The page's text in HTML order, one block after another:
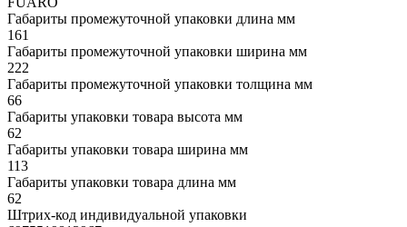
Габариты промежуточной упаковки длина мм
161
Габариты промежуточной упаковки ширина мм
222
Габариты промежуточной упаковки толщина мм
66
Габариты упаковки товара высота мм
62
Габариты упаковки товара ширина мм
113
Габариты упаковки товара длина мм
62
Штрих-код индивидуальной упаковки